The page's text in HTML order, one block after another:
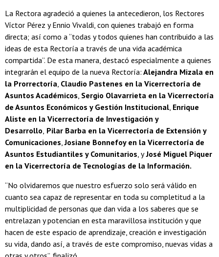
La Rectora agradeció a quienes la antecedieron, los Rectores
Víctor Pérez y Ennio Vivaldi, con quienes trabajó en forma
directa; así como a “todas y todos quienes han contribuido a las
ideas de esta Rectoría a través de una vida académica
compartida”. De esta manera, destacó especialmente a quienes
integrarán el equipo de la nueva Rectoría: Alejandra Mizala en
la Prorrectoría, Claudio Pastenes en la Vicerrectoría de
Asuntos Académicos, Sergio Olavarrieta en la Vicerrectoría
de Asuntos Económicos y Gestión Institucional, Enrique
Aliste en la Vicerrectoría de Investigación y
Desarrollo, Pilar Barba en la Vicerrectoría de Extensión y
Comunicaciones,Josiane Bonnefoy en la Vicerrectoría de
Asuntos Estudiantiles y Comunitarios, yJosé Miguel Piquer
en la Vicerrectoría de Tecnologías de la Información.
“No olvidaremos que nuestro esfuerzo solo será válido en
cuanto sea capaz de representar en toda su completitud a la
multiplicidad de personas que dan vida a los saberes que se
entrelazan y potencian en esta maravillosa institución y que
hacen de este espacio de aprendizaje, creación e investigación
su vida, dando así, a través de este compromiso, nuevas vidas a